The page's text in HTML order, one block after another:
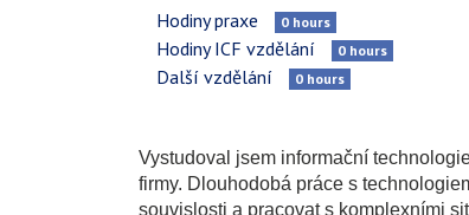
Hodiny praxe 0 hours
Hodiny ICF vzdělání 0 hours
Další vzdělání 0 hours
Vystudoval jsem informační
firmy. Dlouhodobá práce s
souvislosti a pracovat s komplexními